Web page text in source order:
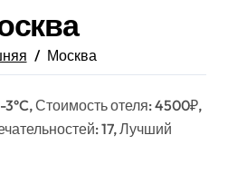
Москва
Стоимость отеля: 4500₽,
17, Лучший